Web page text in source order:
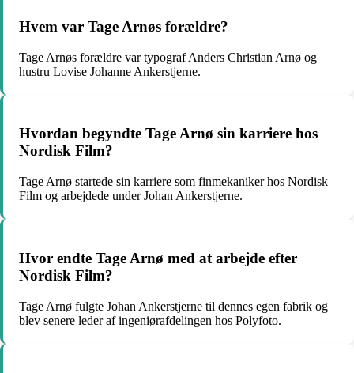
Hvem var Tage Arnøs forældre?
Tage Arnøs forældre var typograf Anders Christian Arnø og
hustru Lovise Johanne Ankerstjerne.
Hvordan begyndte Tage Arnø sin karriere hos
Nordisk Film?
Tage Arnø startede sin karriere som finmekaniker hos Nordisk
Film og arbejdede under Johan Ankerstjerne.
Hvor endte Tage Arnø med at arbejde efter
Nordisk Film?
Tage Arnø fulgte Johan Ankerstjerne til dennes egen fabrik og
blev senere leder af ingeniørafdelingen hos Polyfoto.